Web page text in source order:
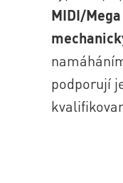
MIDI/
podporují